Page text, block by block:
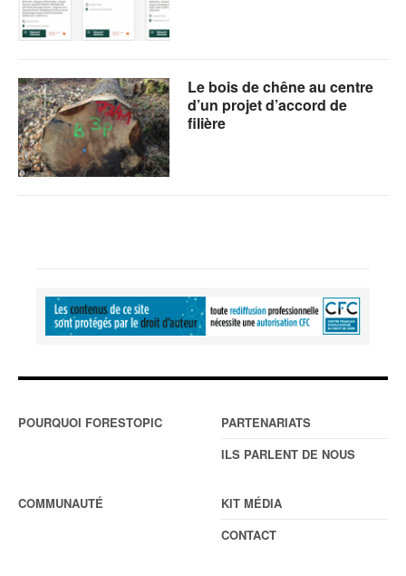
Le bois de chêne au centre
d’un projet d’accord de
filière
POURQUOI FORESTOPIC
PARTENARIATS
ILS PARLENT DE NOUS
COMMUNAUTÉ
KIT MÉDIA
CONTACT